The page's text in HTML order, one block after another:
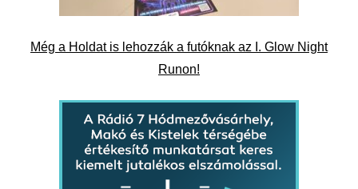
Még a Holdat is lehozzák a futóknak az I. Glow Night
Runon!